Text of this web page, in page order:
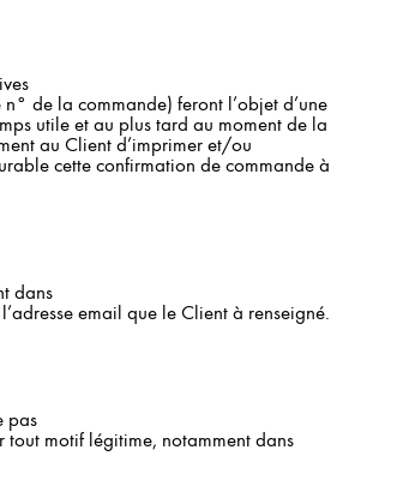
de la commande) feront l’objet d’une
utile et au plus tard au moment de la
au Client d’imprimer et/ou
cette confirmation de commande à
dans
email que le Client à renseigné.
pas
motif légitime, notamment dans